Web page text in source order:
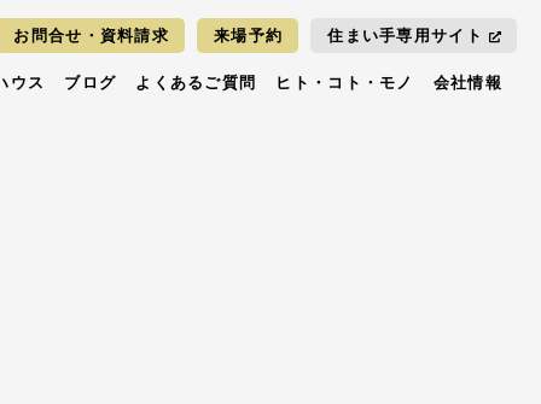
お問合せ・資料請求 来場予約 住まい手専用サイト
ウス ブログ よくあるご質問 ヒト・コト・モノ 会社情報